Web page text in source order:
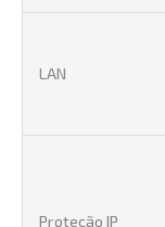
LAN
Proteção IP